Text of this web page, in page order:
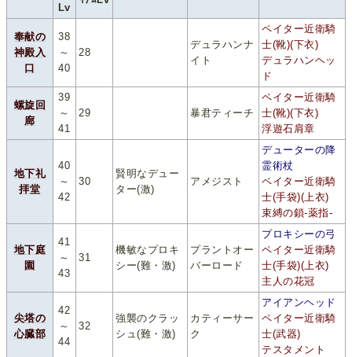
Lv
奉献の
神殿入
口
38
～
40
28
デュラハンナ
イト
ペイター近衛騎
士(靴)(下衣)
デュラハンヘッ
ド
螺旋回
廊
39
～
41
29 暴君ティーチ
ペイター近衛騎
士(靴)(下衣)
浮遊石肩章
地下礼
拝堂
40
～
42
30
賢明なデュー
ター(激)
アメジスト
デューターの降
霊術杖
ペイター近衛騎
士(手袋)(上衣)
束縛の鎖-薬指-
地下庭
園
41
～
43
31
機敏なプロキ
シー(難・激)
プラントオー
バーロード
プロキシーの弓
ペイター近衛騎
士(手袋)(上衣)
主人の花冠
尖塔の
心臓部
42
～
44
32
強襲のクラッ
シュ(難・激)
カティーサー
ク
アイアンヘッド
ペイター近衛騎
士(武器)
テスタメント